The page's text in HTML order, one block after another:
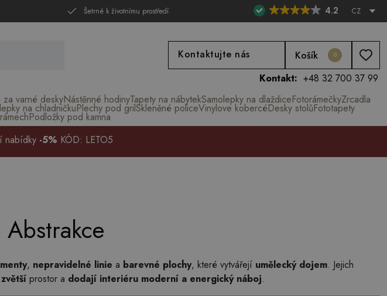
Šetrné k životnímu prostředí 4.2 CZ
Kontaktujte nás Košík 0
Kontakt: +48 32 700 37 99
za varné deskyNástěnné hodinyTapety na nábytekSamolepky na dlaždiceFotorámečkyZrcadla
na chladničkuPlechy pod grilSkleněné policeVinylove kobercéDesky stolůFototapety
Podložky pod kamna
nabídky -5% KÓD: LETO5
, nepravidelné linie a barevné plochy, které vytvářejí umělecký dojem. Jejich
prostor a dodají interiéru moderní a energický náboj.